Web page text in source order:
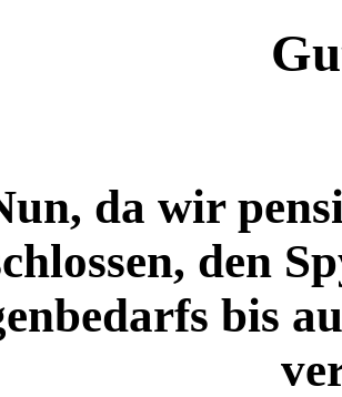
da wir
den
bis